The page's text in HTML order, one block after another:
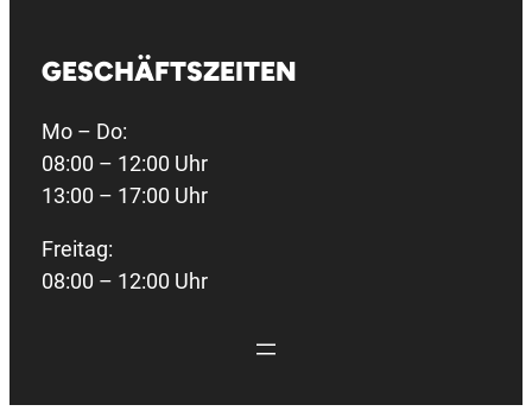
GESCHÄFTSZEITEN
Mo – Do:
08:00 – 12:00 Uhr
13:00 – 17:00 Uhr
Freitag:
08:00 – 12:00 Uhr